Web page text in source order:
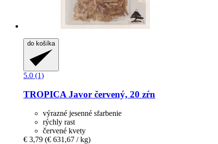
do košíka
5.0 (1)
TROPICA Javor červený, 20 zŕn
výrazné jesenné sfarbenie
rýchly rast
červené kvety
€ 3,79 (€ 631,67 / kg)